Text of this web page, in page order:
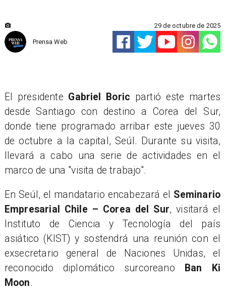
Prensa Web
29 de octubre de 2025
El presidente Gabriel Boric partió este martes
desde Santiago con destino a Corea del Sur,
donde tiene programado arribar este jueves 30
de octubre a la capital, Seúl. Durante su visita,
llevará a cabo una serie de actividades en el
marco de una "visita de trabajo".
En Seúl, el mandatario encabezará el Seminario
Empresarial Chile – Corea del Sur, visitará el
Instituto de Ciencia y Tecnología del país
asiático (KIST) y sostendrá una reunión con el
exsecretario general de Naciones Unidas, el
reconocido diplomático surcoreano
Ban Ki
Moon.